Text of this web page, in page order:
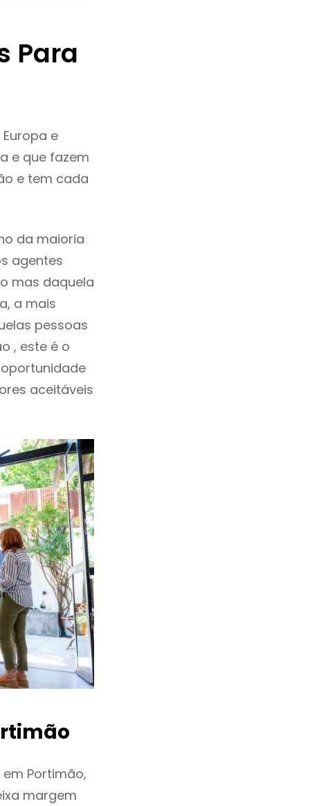
Para
e
e que fazem
e tem cada
da maioria
agentes
mas daquela
a mais
pessoas
, este é o
aceitáveis
Portimão,
margem